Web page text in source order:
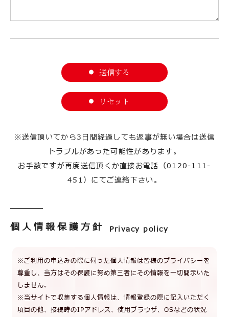
送信する
リセット
※送信頂いてから3日間経過しても返事が無い場合は送信
トラブルがあった可能性があります。
お手数ですが再度送信頂くか直接お電話（0120-111-
451）にてご連絡下さい。
個人情報保護方針 Privacy policy
※ご利用の申込みの際に伺った個人情報は皆様のプライバシーを
尊重し、当方はその保護に努め第三者にその情報を一切開示いた
しません。
※当サイトで収集する個人情報は、情報登録の際に記入いただく
項目の他、接続時のIPアドレス、使用ブラウザ、OSなどの状況